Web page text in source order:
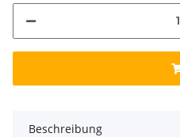
Beschreibung